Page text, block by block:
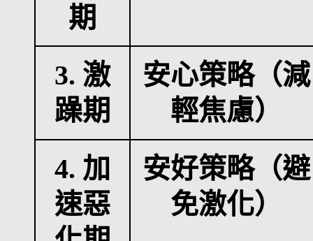
期
3. 激
躁期
安心策略（減
輕焦慮）
4. 加
速惡
安好策略（避
免激化）